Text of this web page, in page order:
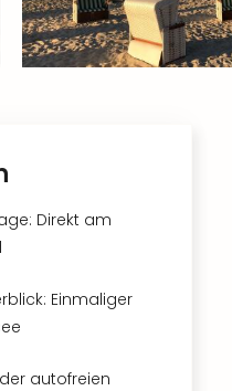
Direkt am
Einmaliger
autofreien